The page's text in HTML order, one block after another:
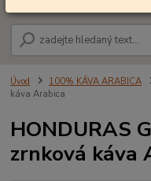
Úvod 100% KÁVA ARABICA
káva Arabica
HONDURAS
zrnková káva